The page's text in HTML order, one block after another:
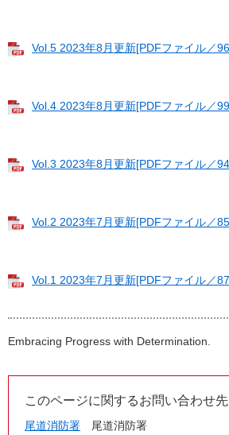
Vol.5 2023年8月更新[PDFファイル／
Vol.4 2023年8月更新[PDFファイル／
Vol.3 2023年8月更新[PDFファイル／
Vol.2 2023年7月更新[PDFファイル／
Vol.1 2023年7月更新[PDFファイル／
Embracing Progress with Determination.
このページに関するお問い合わせ先
尾道消防署
尾道消防署